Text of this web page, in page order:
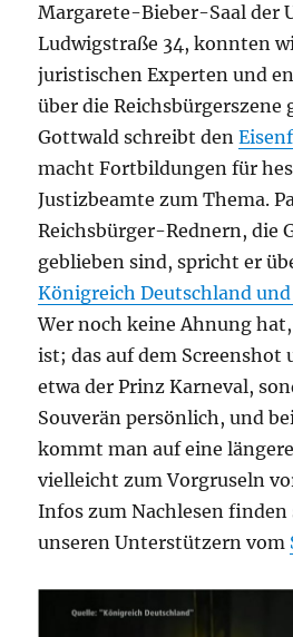
Margarete-Bieber-Saal der
Ludwigstraße 34, konnten
juristischen Experten und
über die Reichsbürgerszene
Gottwald schreibt den
macht Fortbildungen für
Justizbeamte zum Thema.
Reichsbürger-Rednern, die
geblieben sind, spricht er
Königreich Deutschland
Wer noch keine Ahnung
ist; das auf dem
etwa der Prinz Karneval,
Souverän persönlich, und
kommt man auf eine
vielleicht zum Vorgruseln
Infos zum Nachlesen finden
unseren Unterstützern vom